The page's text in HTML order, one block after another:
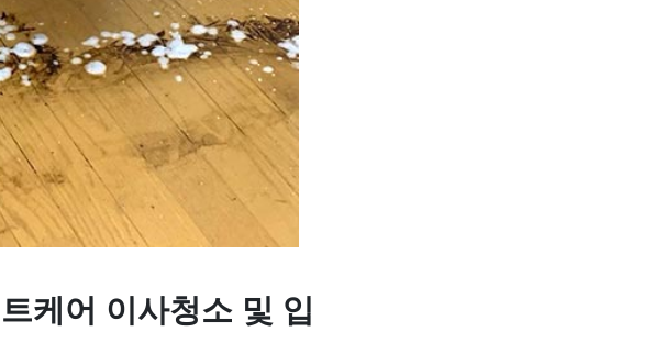
케어 이사청소 및 입